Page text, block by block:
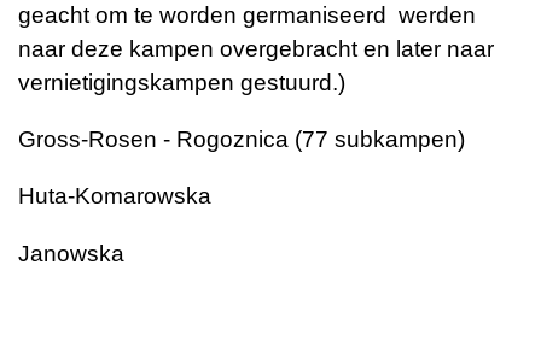
geacht om te worden germaniseerd werden
naar deze kampen overgebracht en later naar
vernietigingskampen gestuurd.)
Gross-Rosen - Rogoznica (77 subkampen)
Huta-Komarowska
Janowska